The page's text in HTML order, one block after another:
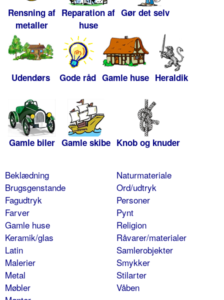
Rensning af
metaller
Reparation af
huse
Gør det selv
Udendørs Gode råd Gamle huse Heraldik
Gamle biler Gamle skibe Knob og knuder
Beklædning
Brugsgenstande
Fagudtryk
Farver
Gamle huse
Keramik/glas
Latin
Malerier
Metal
Møbler
Naturmateriale
Ord/udtryk
Personer
Pynt
Religion
Råvarer/materialer
Samlerobjekter
Smykker
Stilarter
Våben